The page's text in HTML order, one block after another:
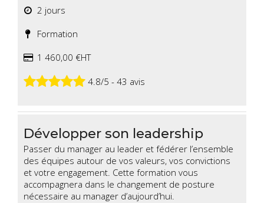
2 jours
Formation
1 460,00 €HT
4.8/5 - 43 avis
Développer son leadership
Passer du manager au leader et fédérer l’ensemble
des équipes autour de vos valeurs, vos convictions
et votre engagement. Cette formation vous
accompagnera dans le changement de posture
nécessaire au manager d’aujourd’hui.